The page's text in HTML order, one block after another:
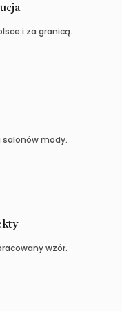
i za granicą.
salonów mody.
wzór.